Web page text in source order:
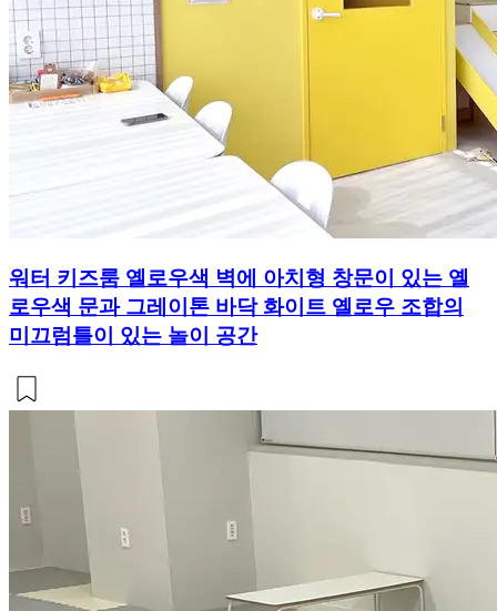
워터 키즈룸 옐로우색 벽에 아치형 창문이 있는 옐
로우색 문과 그레이톤 바닥 화이트 옐로우 조합의
미끄럼틀이 있는 놀이 공간